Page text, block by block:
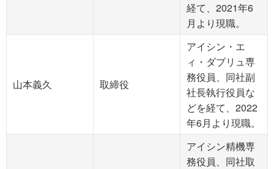
経て、2021年6
月より現職。
山本義久 取締役
アイシン・エ
ィ・ダブリュ専
務役員、同社副
社長執行役員な
どを経て、2022
年6月より現職。
アイシン精機専
務役員、同社取